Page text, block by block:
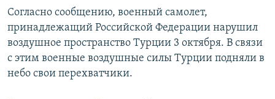
Согласно сообщению, военный самолет,
принадлежащий Российской Федерации нарушил
воздушное пространство Турции 3 октября. В связи
с этим военные воздушные силы Турции подняли в
небо свои перехватчики.